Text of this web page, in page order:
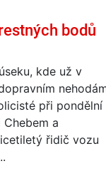
bodů
kde už v
při pondělní
a
řidič vozu